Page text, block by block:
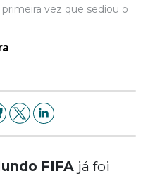
vez que sediou o
FIFA já foi